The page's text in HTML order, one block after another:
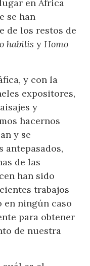
en África
se han
de los restos de
habilis yHomo
y con la
expositores,
y
hacernos
y se
antepasados,
de las
han sido
trabajos
en ningún caso
para obtener
de nuestra